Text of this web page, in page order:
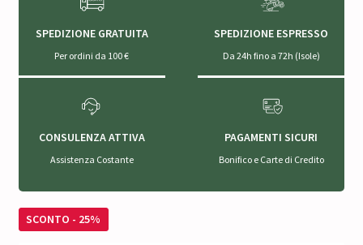
SPEDIZIONE GRATUITA
Per ordini da 100 €
SPEDIZIONE ESPRESSO
Da 24h fino a 72h (Isole)
CONSULENZA ATTIVA
Assistenza Costante
PAGAMENTI SICURI
Bonifico e Carte di Credito
SCONTO - 25%